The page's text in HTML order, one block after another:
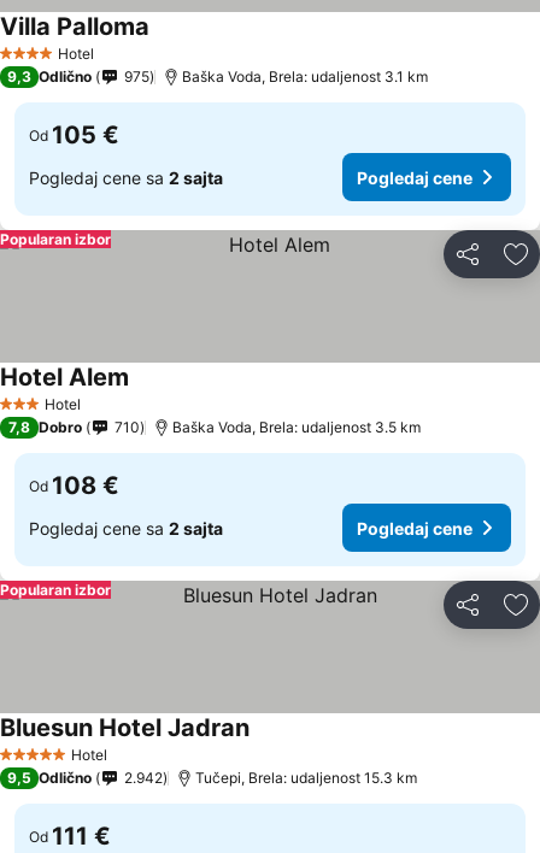
4 ZvezdiceHotel
Villa Palloma
9,3 Odlično 975 Baška Voda, Brela: udaljenost 3.1 km
Od 105 €
Pogledaj cene sa 2 sajta Pogledaj cene
Deli
Popularan izbor
3 Zvezdice
Hotel
Hotel Alem
7,8 Dobro 710 Baška Voda, Brela: udaljenost 3.5 km
Od 108 €
Pogledaj cene sa 2 sajta Pogledaj cene
Deli
Popularan izbor
5 ZvezdiceHotel
Bluesun Hotel JadranPogledaj cene
9,5 Odlično 2.942 Tučepi, Brela: udaljenost 15.3 km
Od 111 €